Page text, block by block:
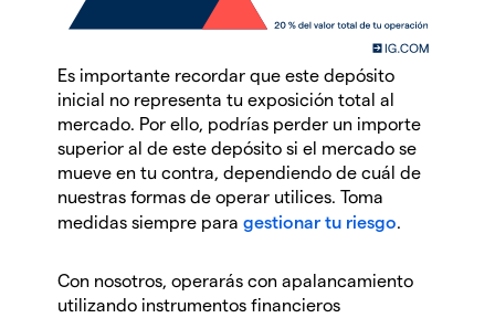
Es importante recordar que este depósito
inicial no representa tu exposición total al
mercado. Por ello, podrías perder un importe
superior al de este depósito si el mercado se
mueve en tu contra, dependiendo de cuál de
nuestras formas de operar utilices. Toma
medidas siempre para gestionar tu riesgo.
Con nosotros, operarás con apalancamiento
utilizando instrumentos financieros